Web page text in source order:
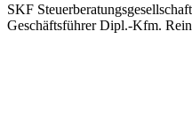
SKF
Geschäftsführer Dipl.-Kfm.